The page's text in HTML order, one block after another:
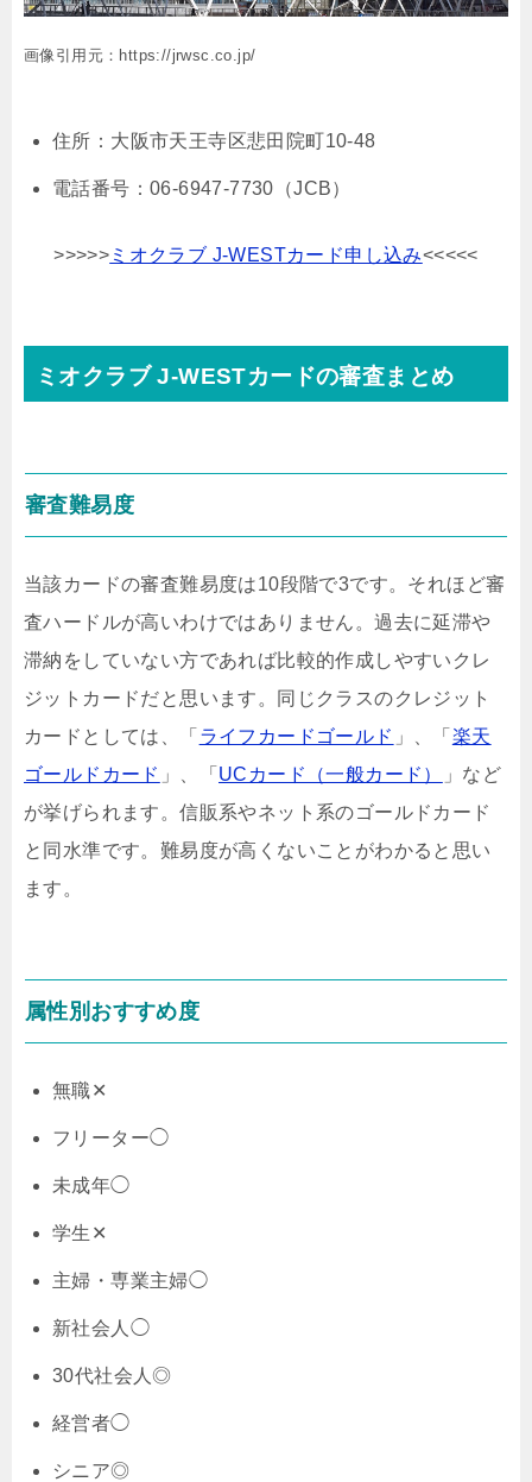
画像引用元：https://jrwsc.co.jp/
住所：大阪市天王寺区悲田院町10-48
電話番号：06-6947-7730（JCB）
>>>>> ミオクラブ J‐WESTカード申し込み<<<<<
ミオクラブ J‐WESTカードの審査まとめ
審査難易度
当該カードの審査難易度は10段階で3です。それほど審
査ハードルが高いわけではありません。過去に延滞や
滞納をしていない方であれば比較的作成しやすいクレ
ジットカードだと思います。同じクラスのクレジット
カードとしては、「 ライフカードゴールド 」、「 楽天
ゴールドカード 」、「 UCカード（一般カード）
」など
が挙げられます。信販系やネット系のゴールドカード
と同水準です。難易度が高くないことがわかると思い
ます。
属性別おすすめ度
無職✕
フリーター◯
未成年◯
学生✕
主婦・専業主婦◯
新社会人◯
30代社会人◎
経営者◯
シニア◎